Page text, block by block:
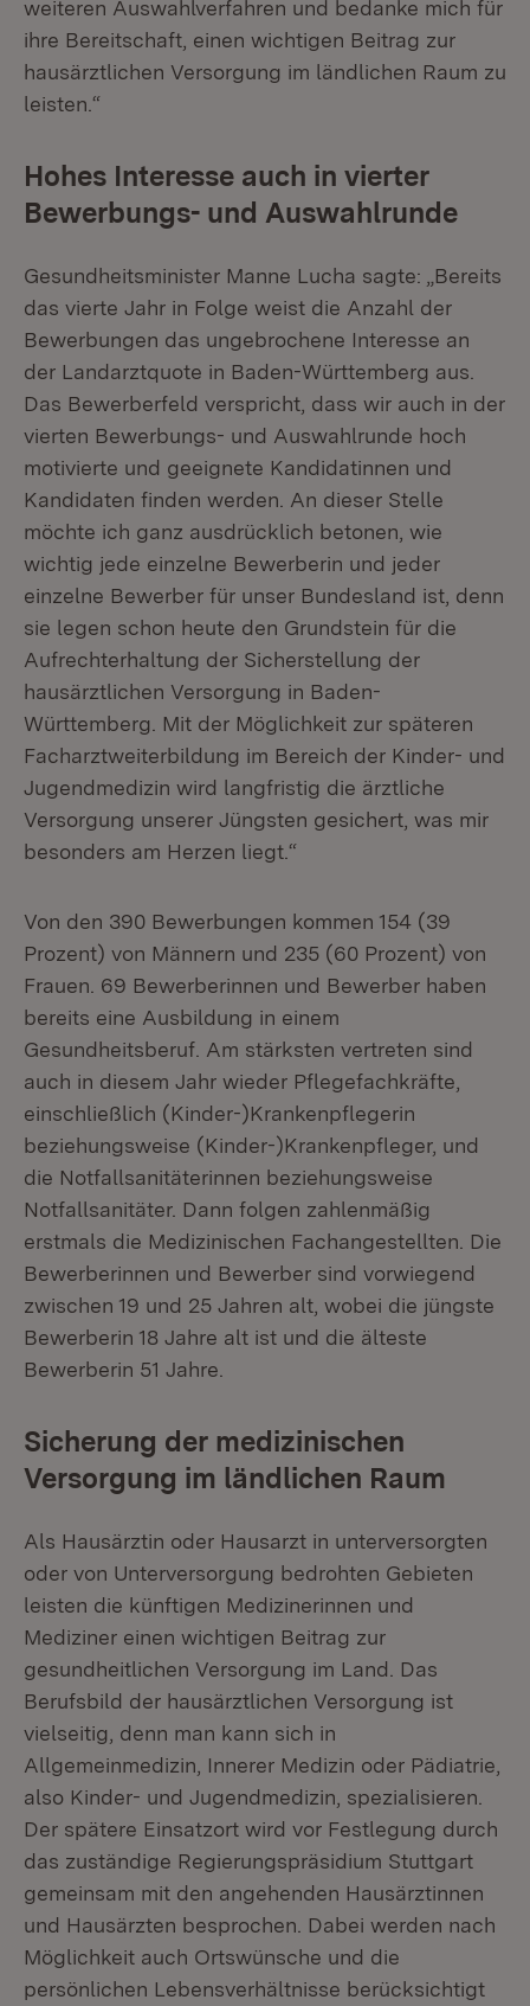
weiteren Auswahlverfahren und bedanke mich für
ihre Bereitschaft, einen wichtigen Beitrag zur
hausärztlichen Versorgung im ländlichen Raum zu
leisten.“
Hohes Interesse auch in vierter
Bewerbungs- und Auswahlrunde
Gesundheitsminister Manne Lucha sagte: „Bereits
das vierte Jahr in Folge weist die Anzahl der
Bewerbungen das ungebrochene Interesse an
der Landarztquote in Baden-Württemberg aus.
Das Bewerberfeld verspricht, dass wir auch in der
vierten Bewerbungs- und Auswahlrunde hoch
motivierte und geeignete Kandidatinnen und
Kandidaten finden werden. An dieser Stelle
möchte ich ganz ausdrücklich betonen, wie
wichtig jede einzelne Bewerberin und jeder
einzelne Bewerber für unser Bundesland ist, denn
sie legen schon heute den Grundstein für die
Aufrechterhaltung der Sicherstellung der
hausärztlichen Versorgung in Baden-
Württemberg. Mit der Möglichkeit zur späteren
Facharztweiterbildung im Bereich der Kinder- und
Jugendmedizin wird langfristig die ärztliche
Versorgung unserer Jüngsten gesichert, was mir
besonders am Herzen liegt.“
Von den 390 Bewerbungen kommen 154 (39
Prozent) von Männern und 235 (60 Prozent) von
Frauen. 69 Bewerberinnen und Bewerber haben
bereits eine Ausbildung in einem
Gesundheitsberuf. Am stärksten vertreten sind
auch in diesem Jahr wieder Pflegefachkräfte,
einschließlich (Kinder-)Krankenpflegerin
beziehungsweise (Kinder-)Krankenpfleger, und
die Notfallsanitäterinnen beziehungsweise
Notfallsanitäter. Dann folgen zahlenmäßig
erstmals die Medizinischen Fachangestellten. Die
Bewerberinnen und Bewerber sind vorwiegend
zwischen 19 und 25 Jahren alt, wobei die jüngste
Bewerberin 18 Jahre alt ist und die älteste
Bewerberin 51 Jahre.
Sicherung der medizinischen
Versorgung im ländlichen Raum
Als Hausärztin oder Hausarzt in unterversorgten
oder von Unterversorgung bedrohten Gebieten
leisten die künftigen Medizinerinnen und
Mediziner einen wichtigen Beitrag zur
gesundheitlichen Versorgung im Land. Das
Berufsbild der hausärztlichen Versorgung ist
vielseitig, denn man kann sich in
Allgemeinmedizin, Innerer Medizin oder Pädiatrie,
also Kinder- und Jugendmedizin, spezialisieren.
Der spätere Einsatzort wird vor Festlegung durch
das zuständige Regierungspräsidium Stuttgart
gemeinsam mit den angehenden Hausärztinnen
und Hausärzten besprochen. Dabei werden nach
Möglichkeit auch Ortswünsche und die
persönlichen Lebensverhältnisse berücksichtigt